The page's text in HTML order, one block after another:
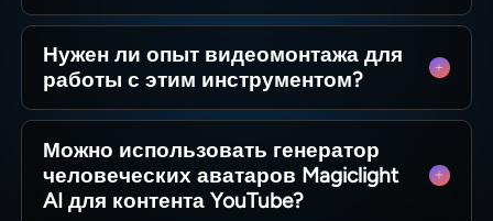
Просто введите запрос, набросок или полный
сценарий, чтобы автоматически получить
готовое видео с изображением, озвучкой и
настраиваемым визуальным стилем.
Нужен ли опыт видеомонтажа для
работы с этим инструментом?
Magiclight AI подходит как абсолютным
новичкам, так и опытным создателям.
Упрощённый рабочий процесс избавляет от
сложных технических знаний монтажа.
Можно использовать генератор
человеческих аватаров Magiclight
AI для контента YouTube?